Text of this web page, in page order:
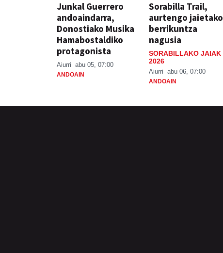
Junkal Guerrero
andoaindarra,
Donostiako Musika
Hamabostaldiko
protagonista
Aiurri abu 05, 07:00
ANDOAIN
Sorabilla Trail,
aurtengo jaietako
berrikuntza
nagusia
SORABILLAKO JAIAK
2026
Aiurri abu 06, 07:00
ANDOAIN